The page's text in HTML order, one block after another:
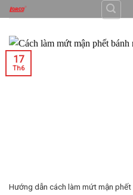
Skip
to
content
Hướng dẫn cách làm mứt mận
17
Th6